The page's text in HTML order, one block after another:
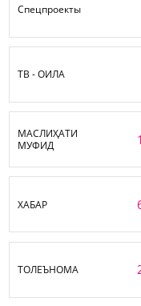
Спецпроекты
ТВ - ОИЛА
МАСЛИҲАТИ
МУФИД
ХАБАР
ТОЛЕЪНОМА